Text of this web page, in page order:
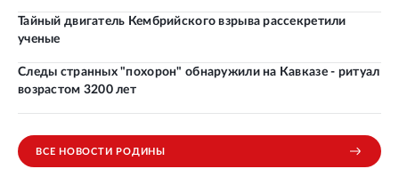
Тайный двигатель Кембрийского взрыва рассекретили
ученые
Следы странных "похорон" обнаружили на Кавказе - ритуал
возрастом 3200 лет
ВСЕ НОВОСТИ РОДИНЫ